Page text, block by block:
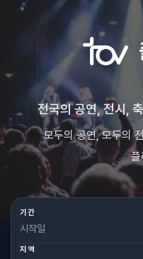
전국의 공연, 전시,
모두의 공연, 모두의
기간
지역